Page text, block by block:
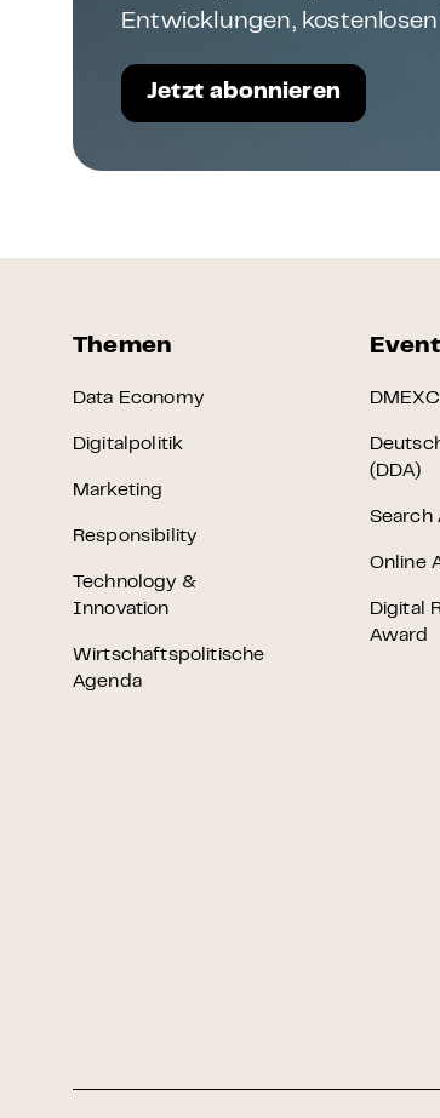
Entwicklungen,
Jetzt abonnieren
Themen
Data Economy
Digitalpolitik
Marketing
Responsibility
Technology &
Innovation
Wirtschaftspolitische
Agenda
(DDA)
Search
Online
Digital
Award